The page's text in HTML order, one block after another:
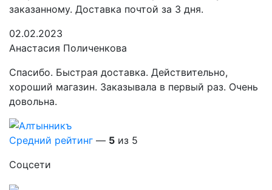
заказанному. Доставка почтой за 3 дня.
02.02.2023
Анастасия Поличенкова
Спасибо. Быстрая доставка. Действительно,
хороший магазин. Заказывала в первый раз. Очень
довольна.
Средний рейтинг — 5 из 5
Соцсети